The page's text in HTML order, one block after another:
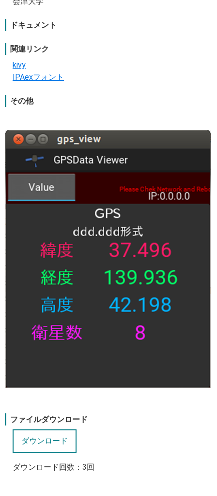
ドキュメント
関連リンク
kivy
IPAexフォント
その他
ファイルダウンロード
ダウンロード回数： 3回